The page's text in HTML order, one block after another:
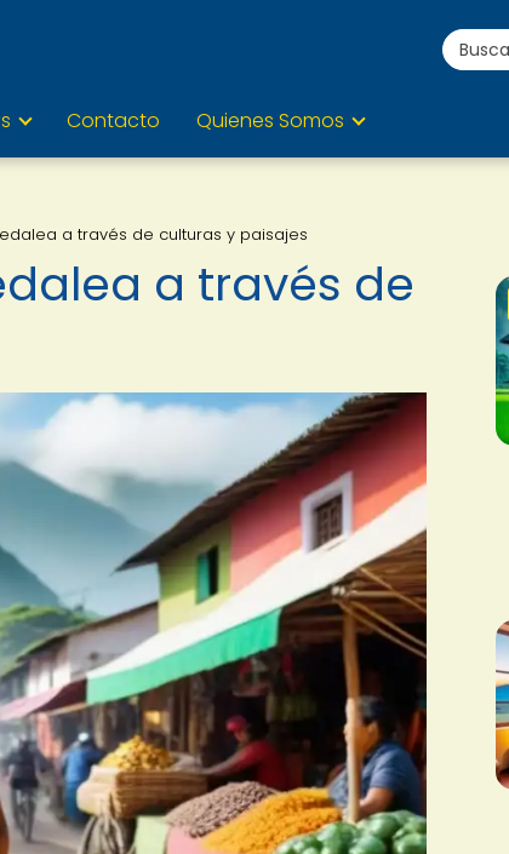
Contacto Quienes Somos
a través de culturas y paisajes
a través de